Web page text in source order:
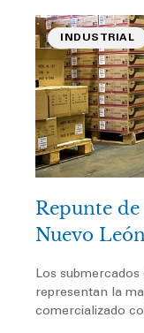
INDUSTRIAL
Repunte
Nuevo
Los submercados
representan la
comercializado